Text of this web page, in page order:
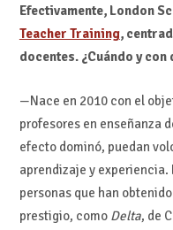
Efectivamente, London
Teacher Training,
docentes. ¿Cuándo y
—Nace en 2010 con el
profesores en enseñanza
efecto dominó, puedan
aprendizaje y
personas que han
prestigio, como Delta, de